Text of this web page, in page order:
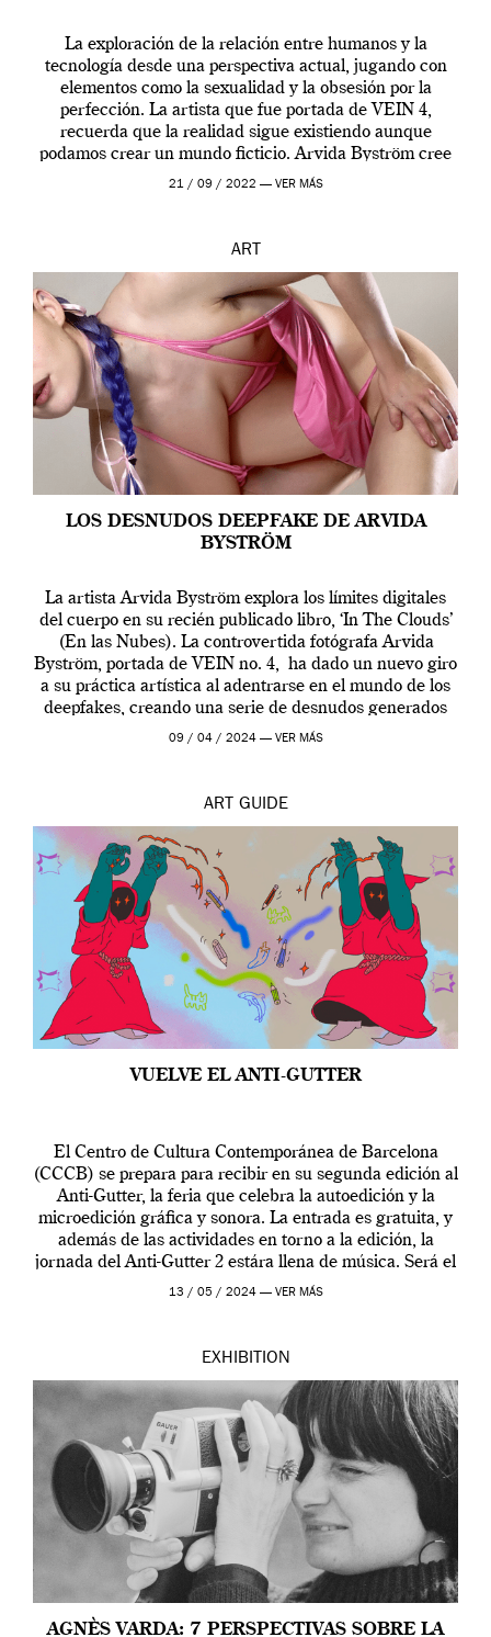
La exploración de la relación entre humanos y la
tecnología desde una perspectiva actual, jugando con
elementos como la sexualidad y la obsesión por la
perfección. La artista que fue portada de VEIN 4,
recuerda que la realidad sigue existiendo aunque
podamos crear un mundo ficticio. Arvida Byström cree
que los humanos tienen un complejo […]
21 / 09 / 2022 — VER MÁS
ART
LOS DESNUDOS DEEPFAKE DE ARVIDA
BYSTRÖM
La artista Arvida Byström explora los límites digitales
del cuerpo en su recién publicado libro, ‘In The Clouds’
(En las Nubes). La controvertida fotógrafa Arvida
Byström, portada de VEIN no. 4, ha dado un nuevo giro
a su práctica artística al adentrarse en el mundo de los
deepfakes, creando una serie de desnudos generados
por […]
09 / 04 / 2024 — VER MÁS
ART GUIDE
VUELVE EL ANTI-GUTTER
El Centro de Cultura Contemporánea de Barcelona
(CCCB) se prepara para recibir en su segunda edición al
Anti-Gutter, la feria que celebra la autoedición y la
microedición gráfica y sonora. La entrada es gratuita, y
además de las actividades en torno a la edición, la
jornada del Anti-Gutter 2 estára llena de música. Será el
[…]
13 / 05 / 2024 — VER MÁS
EXHIBITION
AGNÈS VARDA: 7 PERSPECTIVAS SOBRE LA